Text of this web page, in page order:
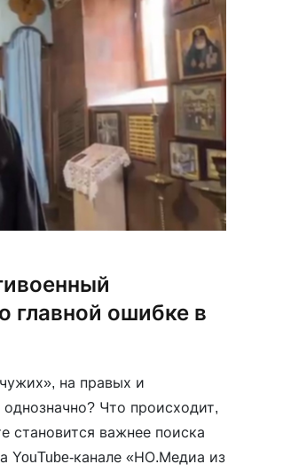
главной ошибке в
на правых и
Что происходит,
становится важнее поиска
YouTube-канале «НО.Медиа из